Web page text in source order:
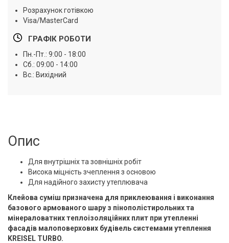
Розрахунок готівкою
Visa/MasterCard
ГРАФІК РОБОТИ
Пн.-Пт.: 9:00 - 18:00
Сб.: 09:00 - 14:00
Вс.: Вихідний
Опис
Для внутрішніх та зовнішніх робіт
Висока міцність зчеплення з основою
Для надійного захисту утеплювача
Клейова суміш призначена для приклеювання і виконання
базового армованого шару з пінополістирольних та
мінераловатних теплоізоляційних плит при утепленні
фасадів малоповерхових будівель системами утеплення
KREISEL TURBO.